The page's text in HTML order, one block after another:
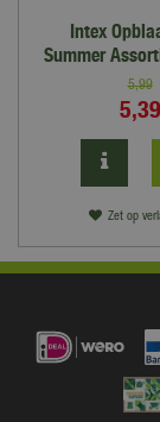
Intex
Summer
5,99
5,39
Zet op